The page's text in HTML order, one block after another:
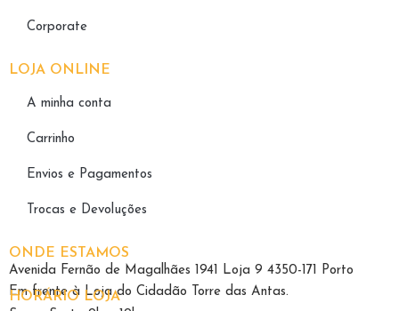
Corporate
LOJA ONLINE
A minha conta
Carrinho
Envios e Pagamentos
Trocas e Devoluções
ONDE ESTAMOS
Avenida Fernão de Magalhães 1941 Loja 9 4350-171 Porto
Em frente à Loja do Cidadão Torre das Antas.
HORÁRIO LOJA